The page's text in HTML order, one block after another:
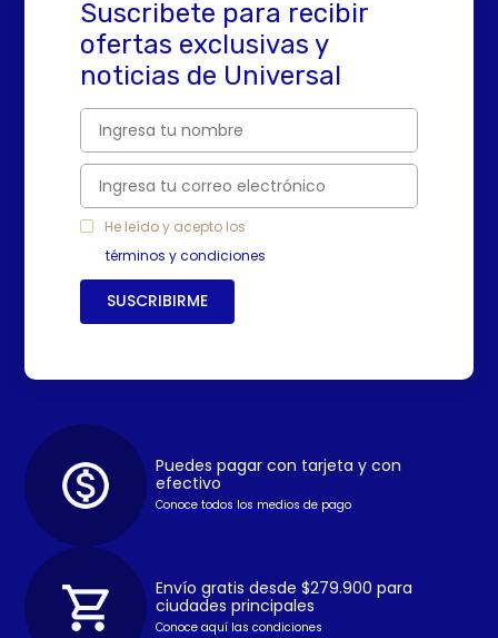
Suscribete para recibir
ofertas exclusivas y
noticias de Universal
He leído y acepto los
términos y condiciones
SUSCRIBIRME
Puedes pagar con tarjeta y con
efectivo
Conoce todos los medios de pago
Envío gratis desde $279.900 para
ciudades principales
Conoce aquí las condiciones